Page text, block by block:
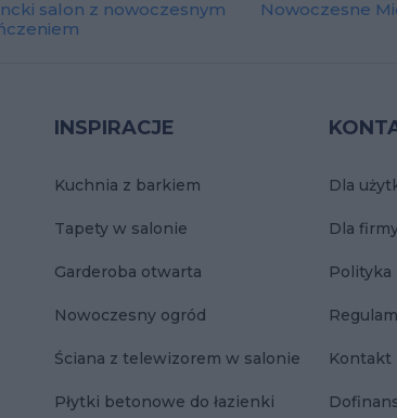
salon z nowoczesnym
Nowoczesne
INSPIRACJE
Kuchnia z barkiem
Tapety w salonie
Garderoba otwarta
Nowoczesny ogród
Ściana z telewizorem w salonie
Płytki betonowe do łazienki
Dla
Dla
Polityka
Kontakt